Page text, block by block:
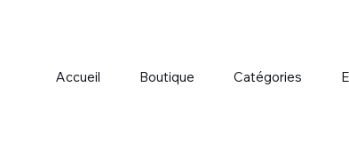
Accueil Boutique Catégories